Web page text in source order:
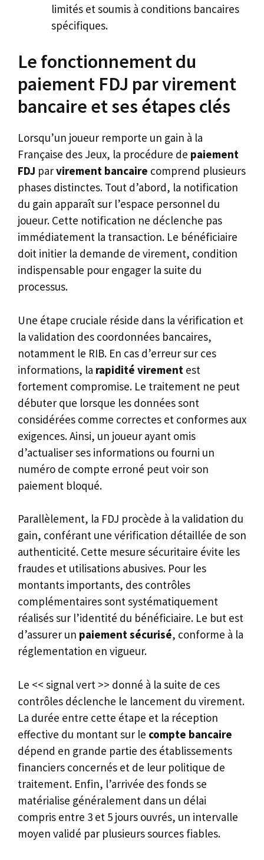
limités et soumis à conditions bancaires
spécifiques.
Le fonctionnement du
paiement FDJ par virement
bancaire et ses étapes clés
Lorsqu’un joueur remporte un gain à la
Française des Jeux, la procédure de paiement
FDJ parvirement bancaire comprend plusieurs
phases distinctes. Tout d’abord, la notification
du gain apparaît sur l’espace personnel du
joueur. Cette notification ne déclenche pas
immédiatement la transaction. Le bénéficiaire
doit initier la demande de virement, condition
indispensable pour engager la suite du
processus.
Une étape cruciale réside dans la vérification et
la validation des coordonnées bancaires,
notamment le RIB. En cas d’erreur sur ces
informations, la rapidité virement est
fortement compromise. Le traitement ne peut
débuter que lorsque les données sont
considérées comme correctes et conformes aux
exigences. Ainsi, un joueur ayant omis
d’actualiser ses informations ou fourni un
numéro de compte erroné peut voir son
paiement bloqué.
Parallèlement, la FDJ procède à la validation du
gain, conférant une vérification détaillée de son
authenticité. Cette mesure sécuritaire évite les
fraudes et utilisations abusives. Pour les
montants importants, des contrôles
complémentaires sont systématiquement
réalisés sur l’identité du bénéficiaire. Le but est
d’assurer un paiement sécurisé, conforme à la
réglementation en vigueur.
Le << signal vert >> donné à la suite de ces
contrôles déclenche le lancement du virement.
La durée entre cette étape et la réception
effective du montant sur le compte bancaire
dépend en grande partie des établissements
financiers concernés et de leur politique de
traitement. Enfin, l’arrivée des fonds se
matérialise généralement dans un délai
compris entre 3 et 5 jours ouvrés, un intervalle
moyen validé par plusieurs sources fiables.